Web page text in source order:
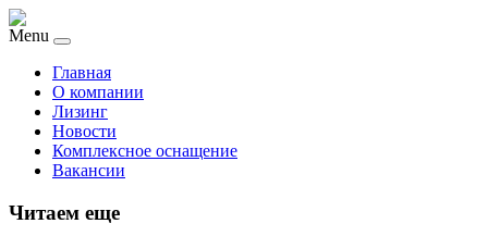
Menu
Главная
О компании
Лизинг
Новости
Комплексное оснащение
Вакансии
Читаем еще